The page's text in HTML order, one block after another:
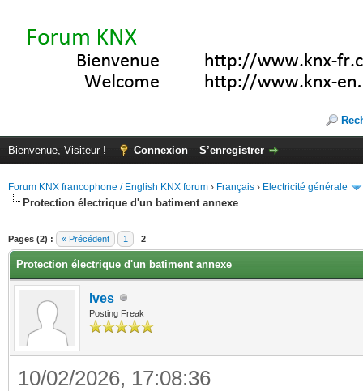
Bienvenue, Visiteur ! Connexion S’enregistrer
Forum KNX francophone / English KNX forum › Français › Electricité générale
Protection électrique d'un batiment annexe
Pages (2) : « Précédent 1 2
Protection électrique d'un batiment annexe
Ives
Posting Freak
10/02/2026, 17:08:36